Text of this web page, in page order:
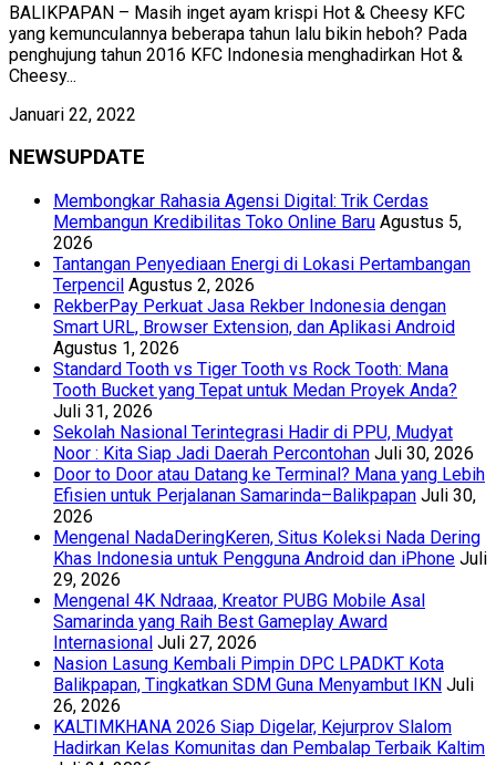
BALIKPAPAN – Masih inget ayam krispi Hot & Cheesy KFC
yang kemunculannya beberapa tahun lalu bikin heboh? Pada
penghujung tahun 2016 KFC Indonesia menghadirkan Hot &
Cheesy...
Januari 22, 2022
NEWSUPDATE
Membongkar Rahasia Agensi Digital: Trik Cerdas
Membangun Kredibilitas Toko Online Baru Agustus 5,
2026
Tantangan Penyediaan Energi di Lokasi Pertambangan
Terpencil Agustus 2, 2026
RekberPay Perkuat Jasa Rekber Indonesia dengan
Smart URL, Browser Extension, dan Aplikasi Android
Agustus 1, 2026
Standard Tooth vs Tiger Tooth vs Rock Tooth: Mana
Tooth Bucket yang Tepat untuk Medan Proyek Anda?
Juli 31, 2026
Sekolah Nasional Terintegrasi Hadir di PPU, Mudyat
Noor : Kita Siap Jadi Daerah Percontohan Juli 30, 2026
Door to Door atau Datang ke Terminal? Mana yang Lebih
Efisien untuk Perjalanan Samarinda–Balikpapan Juli 30,
2026
Mengenal NadaDeringKeren, Situs Koleksi Nada Dering
Khas Indonesia untuk Pengguna Android dan iPhone Juli
29, 2026
Mengenal 4K Ndraaa, Kreator PUBG Mobile Asal
Samarinda yang Raih Best Gameplay Award
Internasional Juli 27, 2026
Nasion Lasung Kembali Pimpin DPC LPADKT Kota
Balikpapan, Tingkatkan SDM Guna Menyambut IKN Juli
26, 2026
KALTIMKHANA 2026 Siap Digelar, Kejurprov Slalom
Hadirkan Kelas Komunitas dan Pembalap Terbaik Kaltim